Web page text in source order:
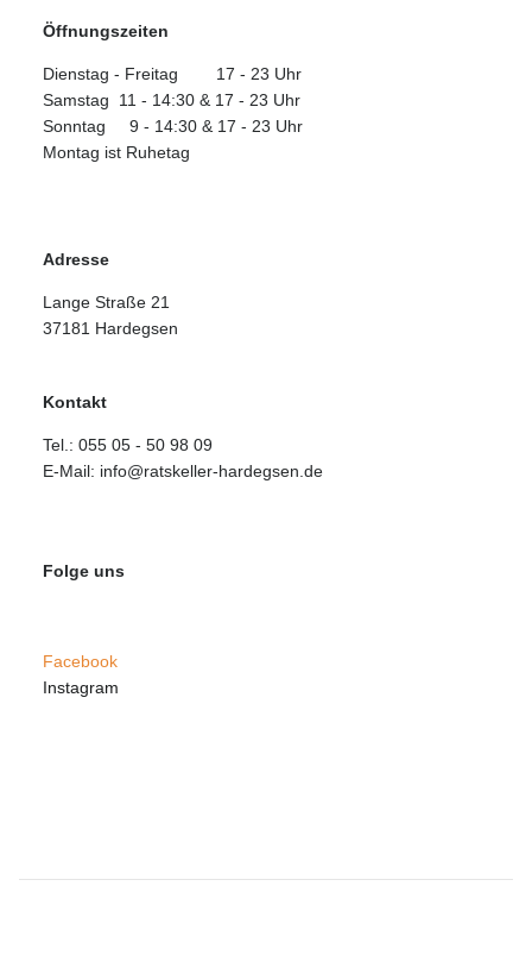
Öffnungszeiten
Dienstag - Freitag
17 - 23 Uhr
Samstag
11 - 14:30 & 17 - 23 Uhr
Sonntag 9 - 14:30 & 17 - 23 Uhr
Montag ist Ruhetag
Adresse
Lange Straße 21
37181 Hardegsen
Kontakt
Tel.: 055 05 - 50 98 09
E-Mail: info@ratskeller-hardegsen.de
Folge uns
Facebook
Instagram